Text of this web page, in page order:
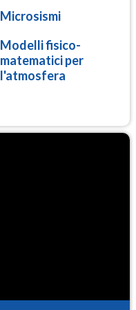
Microsismi
Modelli fisico-
matematici per
l'atmosfera